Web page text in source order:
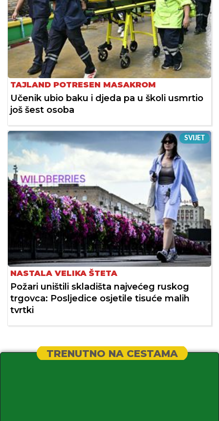
TAJLAND POTRESEN MASAKROM
Učenik ubio baku i djeda pa u školi usmrtio
još šest osoba
SVIJET
NASTALA VELIKA ŠTETA
Požari uništili skladišta najvećeg ruskog
trgovca: Posljedice osjetile tisuće malih
tvrtki
TRENUTNO NA CESTAMA